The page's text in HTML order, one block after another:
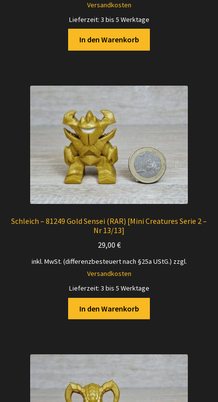
Versandkosten
Lieferzeit: 3 bis 5 Werktage
In den Warenkorb
Schleich – 81249 Gold Sensei (RAR) [Mini Creatures Serie 2 –
Nr 13/13]
29,00 €
inkl. MwSt. (differenzbesteuert nach §25a UStG.) zzgl.
Versandkosten
Lieferzeit: 3 bis 5 Werktage
In den Warenkorb